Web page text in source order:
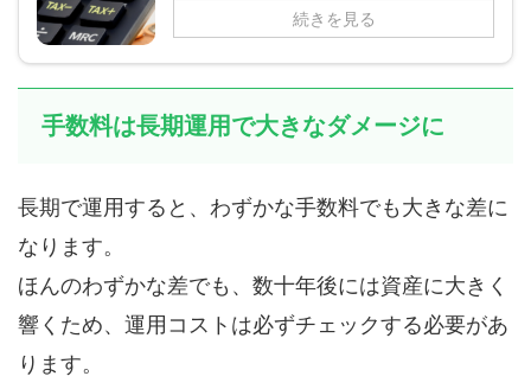
続きを見る
手数料は長期運用で大きなダメージに
長期で運用すると、わずかな手数料でも大きな差に
なります。
ほんのわずかな差でも、数十年後には資産に大きく
響くため、運用コストは必ずチェックする必要があ
ります。